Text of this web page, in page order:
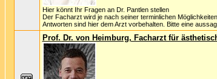
Hier könnt Ihr Fragen an Dr. Pantlen stellen
Der Facharzt wird je nach seiner terminlichen
Antworten sind hier dem Arzt vorbehalten. Bitte eine
Prof. Dr. von Heimburg, Facharzt für